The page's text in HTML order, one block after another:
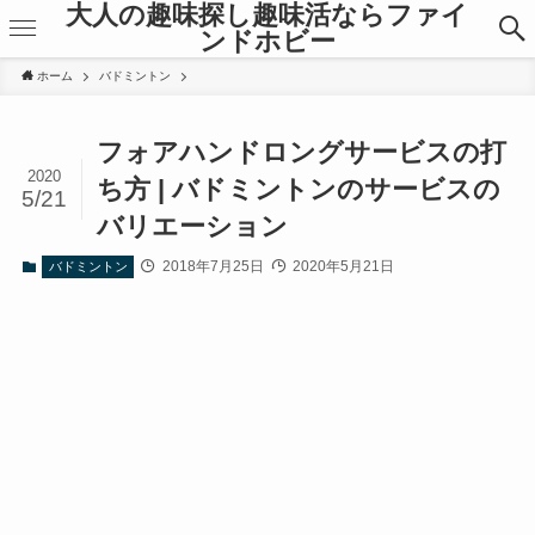
大人の趣味探し趣味活ならファイ
ンドホビー
ホーム バドミントン
フォアハンドロングサービスの打
ち方 | バドミントンのサービスの
バリエーション
2020
5/21
バドミントン 2018年7月25日 2020年5月21日